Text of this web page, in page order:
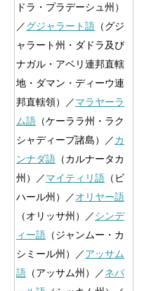
ドラ・プラデーシュ州）
／グジャラート語 （グジ
ャラート州・ダドラ及び
ナガル・アベリ連邦直轄
地・ダマン・ディーウ連
邦直轄領）／マラヤーラ
ム語 （ケーララ州・ラク
シャディープ諸島）／カ
ンナダ語 （カルナータカ
州）／マイティリ語 （ビ
ハール州）／オリヤー語
（オリッサ州）／シンデ
ィー語 （ジャンムー・カ
シミール州）／アッサム
語 （アッサム州）／ネパ